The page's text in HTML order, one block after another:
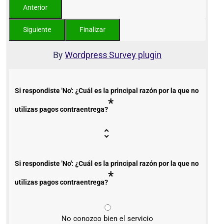
ByWordpress Survey plugin
Si respondiste 'No': ¿Cuál es la principal razón por la que no
utilizas pagos contraentrega?*
Si respondiste 'No': ¿Cuál es la principal razón por la que no
utilizas pagos contraentrega?*
No conozco bien el servicio